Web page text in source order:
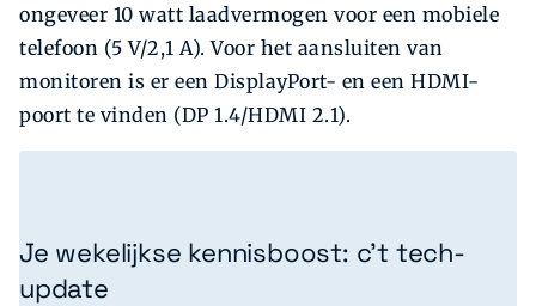
ongeveer 10 watt laadvermogen voor een mobiele
telefoon (5 V/2,1 A). Voor het aansluiten van
monitoren is er een DisplayPort- en een HDMI-
poort te vinden (DP 1.4/HDMI 2.1).
Je wekelijkse kennisboost: c’t tech-
update